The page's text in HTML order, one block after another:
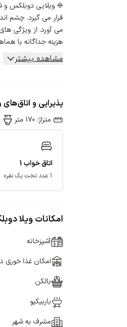
❇️ ویلایی دوبلکس و
قرار می گیرد. چشم
می آورد. از ویژگی
هزینه جداگانه با
مشاهده بیشتر
پذیرایی و
متراژ: 170 متر
اتاق خواب 1
1 عدد تخت یک نفره
امکانات ویلا
آشپزخانه
امکان غذا خوری
بالکن
باربیکیو
مشرف به شهر